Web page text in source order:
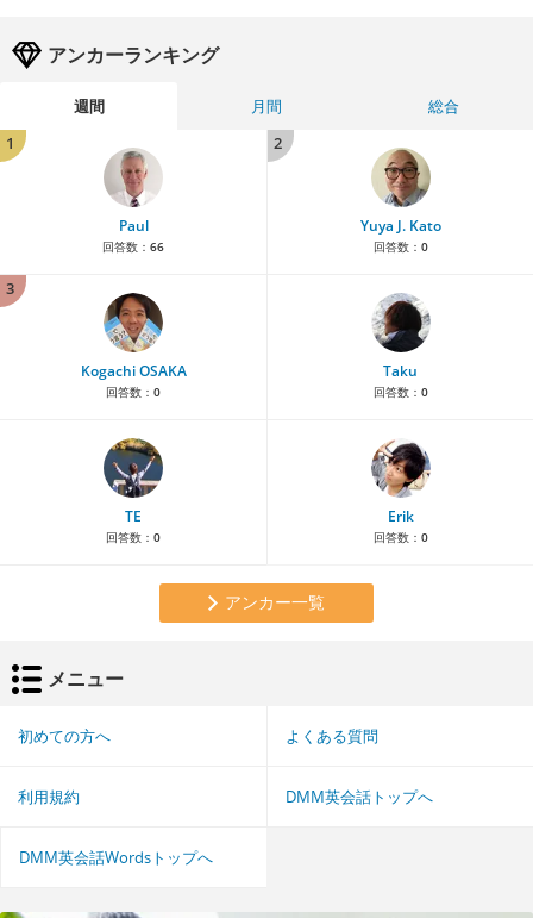
アンカーランキング
週間 月間
総合
1
Paul
回答数： 66
2
Yuya J. Kato
回答数： 0
3
Kogachi OSAKA
回答数： 0
Taku
回答数： 0
TE
回答数： 0
Erik
回答数： 0
アンカー一覧
メニュー
初めての方へ よくある質問
利用規約 DMM英会話トップへ
DMM英会話Wordsトップへ